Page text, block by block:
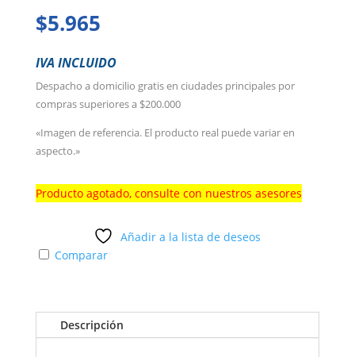
$5.965
IVA INCLUIDO
Despacho a domicilio gratis en ciudades principales por
compras superiores a $200.000
«Imagen de referencia. El producto real puede variar en
aspecto.»
Producto agotado, consulte con nuestros asesores
Añadir a la lista de deseos
Comparar
Descripción